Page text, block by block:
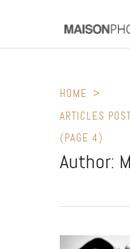
HOME
ARTICLES
(PAGE 4)
Author: